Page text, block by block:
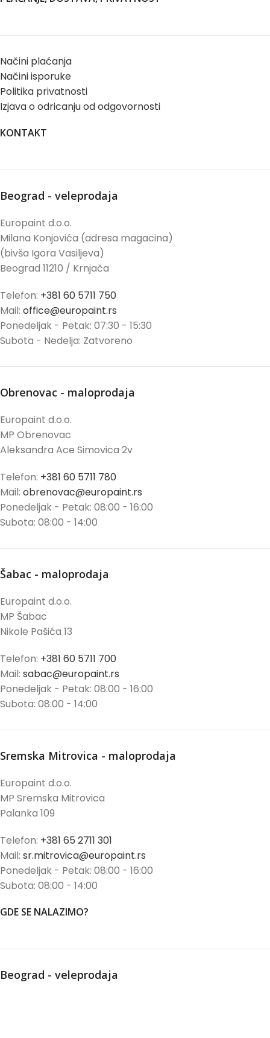
Načini plaćanja
Načini isporuke
Politika privatnosti
Izjava o odricanju od odgovornosti
KONTAKT
Beograd - veleprodaja
Europaint d.o.o.
Milana Konjovića (adresa magacina)
(bivša Igora Vasiljeva)
Beograd 11210 / Krnjača
Telefon: +381 60 5711 750
Mail: office@europaint.rs
Ponedeljak - Petak: 07:30 - 15:30
Subota - Nedelja: Zatvoreno
Obrenovac - maloprodaja
Europaint d.o.o.
MP Obrenovac
Aleksandra Ace Simovica 2v
Telefon: +381 60 5711 780
Mail: obrenovac@europaint.rs
Ponedeljak - Petak: 08:00 - 16:00
Subota: 08:00 - 14:00
Šabac - maloprodaja
Europaint d.o.o.
MP Šabac
Nikole Pašića 13
Telefon: +381 60 5711 700
Mail: sabac@europaint.rs
Ponedeljak - Petak: 08:00 - 16:00
Subota: 08:00 - 14:00
Sremska Mitrovica - maloprodaja
Europaint d.o.o.
MP Sremska Mitrovica
Palanka 109
Telefon: +381 65 2711 301
Mail: sr.mitrovica@europaint.rs
Ponedeljak - Petak: 08:00 - 16:00
Subota: 08:00 - 14:00
GDE SE NALAZIMO?
Beograd - veleprodaja